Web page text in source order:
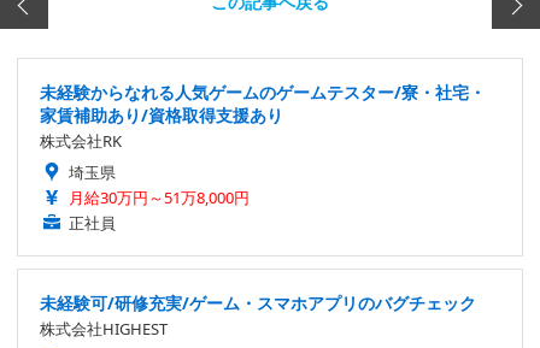
未経験からなれる人気ゲームのゲームテスター/寮・社宅・
家賃補助あり/資格取得支援あり
株式会社RK
埼玉県
月給30万円～51万8,000円
正社員
未経験可/研修充実/ゲーム・スマホアプリのバグチェック
株式会社HIGHEST